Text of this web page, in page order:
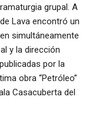
grupal. A
Lava encontró un
simultáneamente
y la dirección
por la
obra “Petróleo”
Casacuberta del